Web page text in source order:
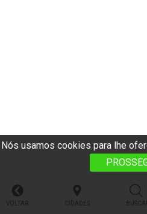
Nós usamos cookies para lhe
VOLTAR CIDADES